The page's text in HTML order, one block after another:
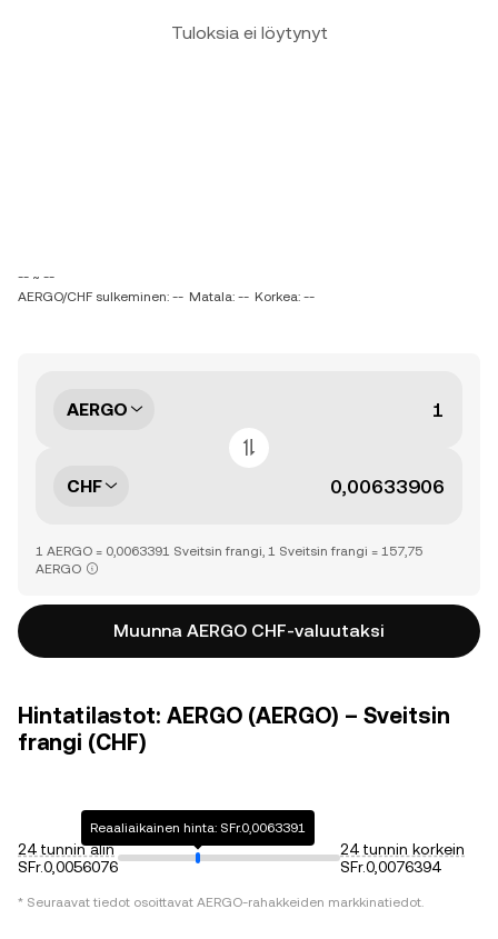
Tuloksia ei löytynyt
-- ~ --
AERGO/CHF sulkeminen: -- Matala: -- Korkea: --
AERGO
CHF
1 AERGO = 0,0063391 Sveitsin frangi, 1 Sveitsin frangi = 157,75
AERGO
Muunna AERGO CHF-valuutaksi
Hintatilastot: AERGO (AERGO) – Sveitsin
frangi (CHF)
24 tunnin alin
SFr.0,0056076
Reaaliaikainen hinta: SFr.0,0063391
24 tunnin korkein
SFr.0,0076394
* Seuraavat tiedot osoittavat AERGO-rahakkeiden markkinatiedot.